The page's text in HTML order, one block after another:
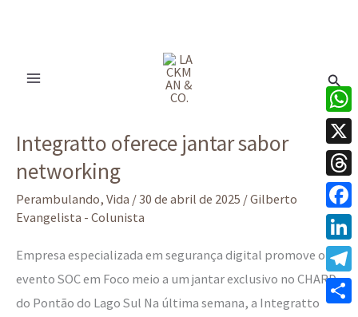
Integratto oferece jantar sabor
networking
Perambulando, Vida /30 de abril de 2025 /Gilberto
Evangelista - Colunista
Empresa especializada em segurança digital promove o
evento SOC em Foco meio a um jantar exclusivo no CHARD
do Pontão do Lago Sul Na última semana, a Integratto
oferece
jantar
sabor
networking
X